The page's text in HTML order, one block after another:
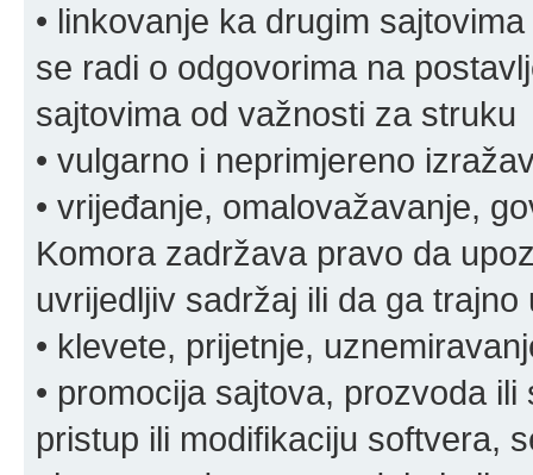
• linkovanje ka drugim
se radi o odgovorima na
sajtovima od važnosti za struku
• vulgarno i neprimjereno
• vrijeđanje, omalovažavanje,
Komora zadržava pravo da
uvrijedljiv sadržaj ili da ga trajno
• klevete, prijetnje,
• promocija sajtova, prozvoda
pristup ili modifikaciju softvera,